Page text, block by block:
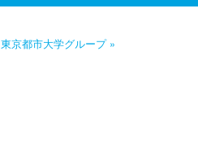
東京都市大学グループ »